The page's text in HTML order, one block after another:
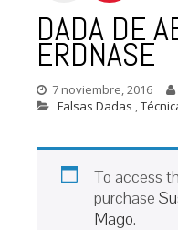
DADA DE
ERDNASE
7 noviembre, 2016
Falsas Dadas ,
To access
purchase
Mago.